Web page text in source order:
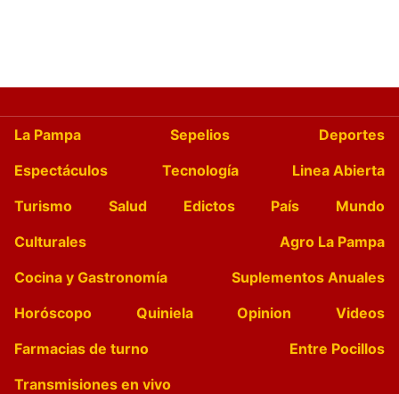
La Pampa Sepelios
Deportes
Espectáculos
Tecnología
Linea Abierta
Turismo
Salud Edictos País
Mundo
Culturales
Agro La Pampa
Cocina y Gastronomía
Suplementos Anuales
Horóscopo
Quiniela Opinion
Videos
Farmacias de turno
Entre Pocillos
Transmisiones en vivo